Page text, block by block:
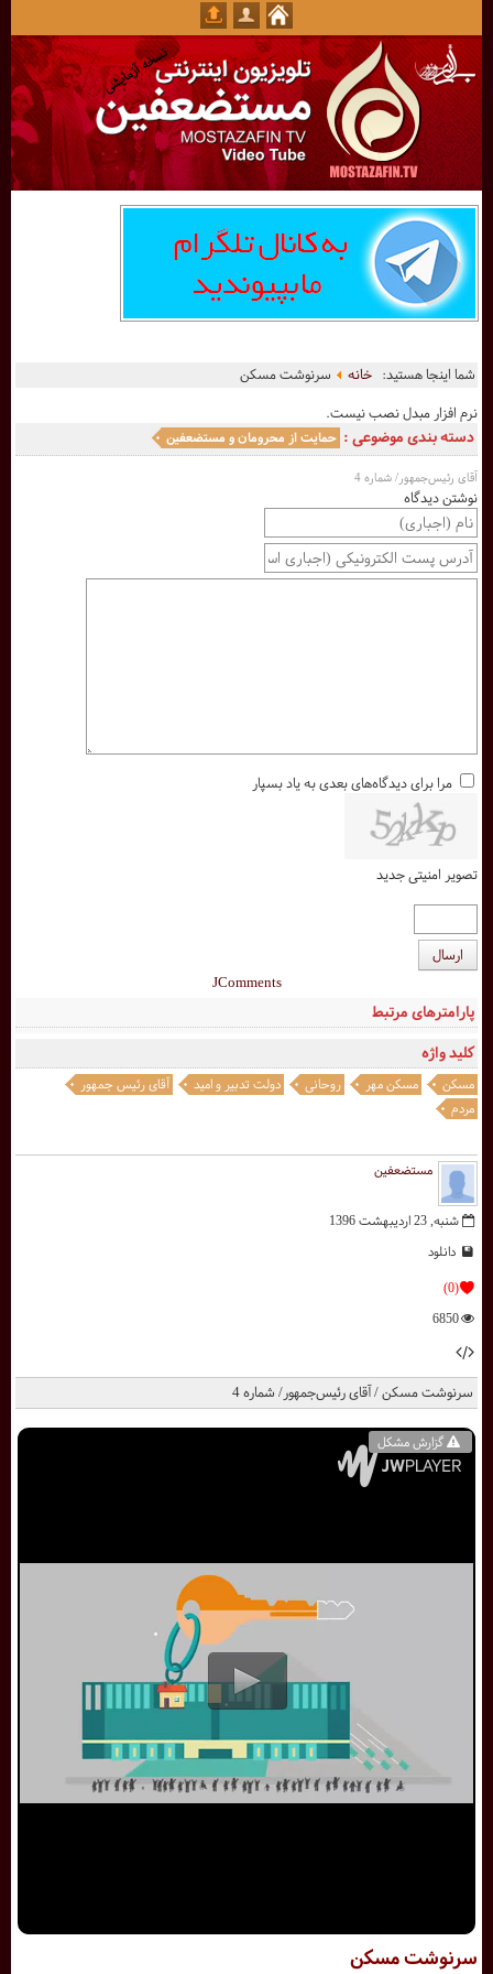
شما اینجا هستید:خانه
سرنوشت مسکن
نرم افزار مبدل نصب نیست.
دسته بندی موضوعی : حمایت از محرومان و مستضعفین
آقای رئیس‌جمهور/ شماره 4
سرنوشت مسکن
گزارش مشکل
سرنوشت مسکن / آقای رئیس‌جمهور/ شماره 4
مستضعفین
شنبه, 23 ارديبهشت 1396
دانلود
(0)
6850
کلید واژه
مسکن مسکن مهر روحانی دولت تدبیر و امید
آقای رئیس جمهور
مردم
پارامترهای مرتبط
نوشتن دیدگاه
مرا برای دیدگاه‌های بعدی به یاد بسپار
تصویر امنیتی جدید
ارسال
JComments